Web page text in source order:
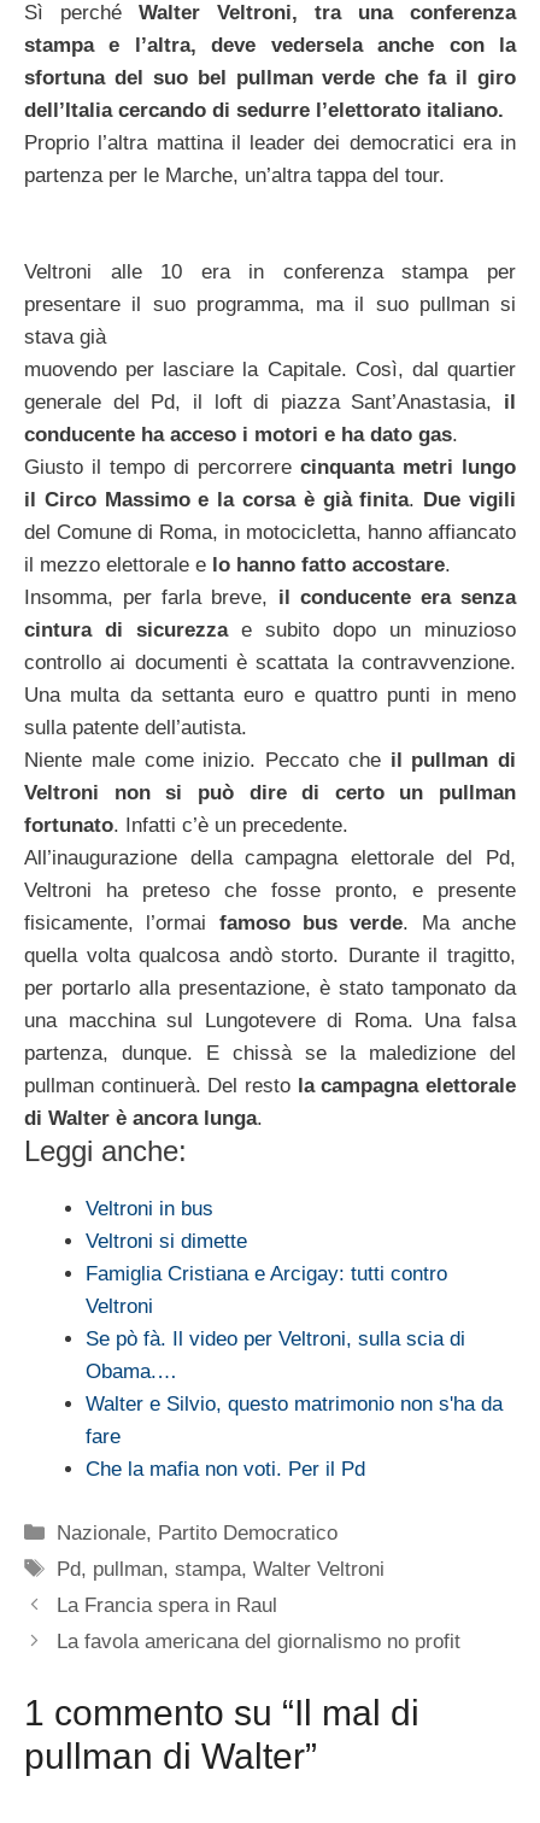
Sì perché Walter Veltroni, tra una conferenza
stampa e l’altra, deve vedersela anche con la
sfortuna del suo bel pullman verde che fa il giro
dell’Italia cercando di sedurre l’elettorato italiano.
Proprio l’altra mattina il leader dei democratici era in
partenza per le Marche, un’altra tappa del tour.
Veltroni alle 10 era in conferenza stampa per
presentare il suo programma, ma il suo pullman si
stava già
muovendo per lasciare la Capitale. Così, dal quartier
generale del Pd, il loft di piazza Sant’Anastasia, il
conducente ha acceso i motori e ha dato gas.
Giusto il tempo di percorrere cinquanta metri lungo
il Circo Massimo e la corsa è già finita. Due vigili
del Comune di Roma, in motocicletta, hanno affiancato
il mezzo elettorale e lo hanno fatto accostare.
Insomma, per farla breve, il conducente era senza
cintura di sicurezzae subito dopo un minuzioso
controllo ai documenti è scattata la contravvenzione.
Una multa da settanta euro e quattro punti in meno
sulla patente dell’autista.
Niente male come inizio. Peccato che il pullman di
Veltroni non si può dire di certo un pullman
fortunato. Infatti c’è un precedente.
All’inaugurazione della campagna elettorale del Pd,
Veltroni ha preteso che fosse pronto, e presente
fisicamente, l’ormai famoso bus verde. Ma anche
quella volta qualcosa andò storto. Durante il tragitto,
per portarlo alla presentazione, è stato tamponato da
una macchina sul Lungotevere di Roma. Una falsa
partenza, dunque. E chissà se la maledizione del
pullman continuerà. Del resto la campagna elettorale
di Walter è ancora lunga.
Leggi anche:
Veltroni in bus
Veltroni si dimette
Famiglia Cristiana e Arcigay: tutti contro
Veltroni
Se pò fà. Il video per Veltroni, sulla scia di
Obama.…
Walter e Silvio, questo matrimonio non s'ha da
fare
Che la mafia non voti. Per il Pd
Categorie
Nazionale, Partito Democratico
Tag
Pd, pullman,stampa,Walter Veltroni
La Francia spera in Raul
La favola americana del giornalismo no profit
1 commento su “Il mal di
pullman di Walter”